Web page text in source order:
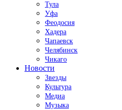
Тула
Уфа
Феодосия
Хадера
Чапаевск
Челябинск
Чикаго
Новости
Звезды
Культура
Медиа
Музыка